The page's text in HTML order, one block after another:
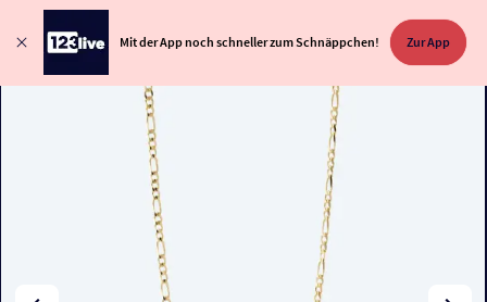
Mit der App noch schneller zum Schnäppchen! Zur App